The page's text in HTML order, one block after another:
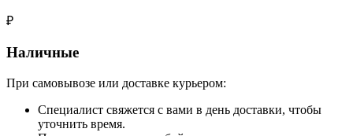
₽
Наличные
При самовывозе или доставке курьером:
Специалист свяжется с вами в день доставки, чтобы
уточнить время.